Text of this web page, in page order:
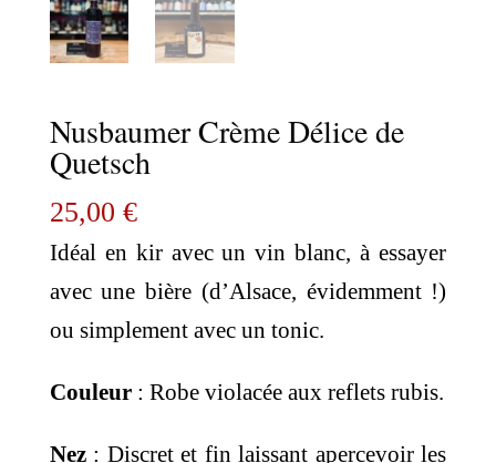
Nusbaumer Crème Délice de
Quetsch
25,00 €
Idéal en kir avec un vin blanc, à essayer
avec une bière (d’Alsace, évidemment !)
ou simplement avec un tonic.
Couleur: Robe violacée aux reflets rubis.
Nez: Discret et fin laissant apercevoir les